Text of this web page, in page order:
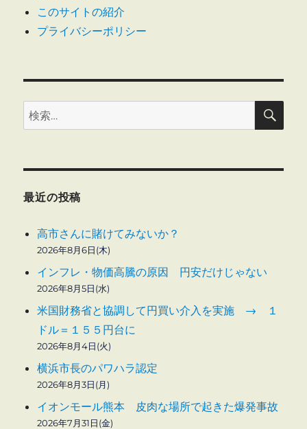
このサイトの紹介
プライバシーポリシー
検
索:
検
最近の投稿
高市さんに賭けてみないか？
2026年8月6日(木)
インフレ・物価高騰の原因 円安だけじゃない
2026年8月5日(水)
米国財務省と協調して円買い介入を実施 → １
ドル＝１５５円台に
2026年8月4日(火)
横浜市長のパワハラ認定
2026年8月3日(月)
イオンモール熊本 皮肉な場所で起きた爆発事故
2026年7月31日(金)